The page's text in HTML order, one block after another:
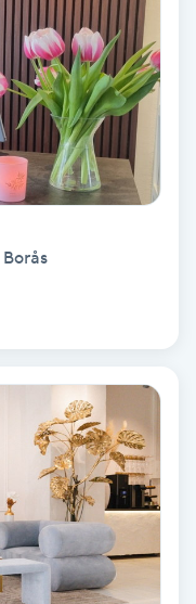
Borås